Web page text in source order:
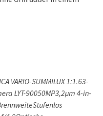
VARIO-SUMMILUX 1:1.63-
LYT-90050MP3,2μm 4-in-